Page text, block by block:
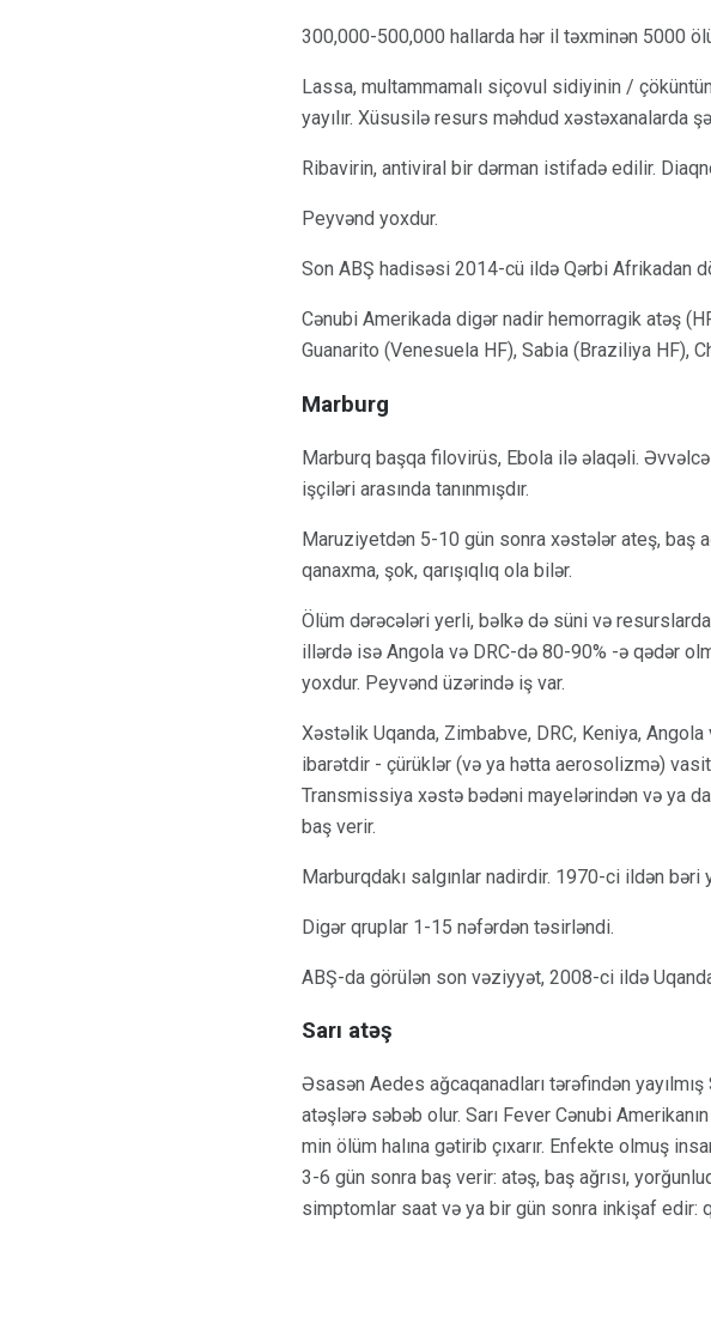
300,000-500,000 hallarda hər il təxminən 5000
Lassa, multammamalı siçovul sidiyinin /
yayılır. Xüsusilə resurs məhdud xəstəxanalarda
Ribavirin, antiviral bir dərman istifadə edilir.
Peyvənd yoxdur.
Son ABŞ hadisəsi 2014-cü ildə Qərbi Afrikadan
Cənubi Amerikada digər nadir hemorragik atəş
Guanarito (Venesuela HF), Sabia (Braziliya HF),
Marburg
Marburq başqa filovirüs, Ebola ilə əlaqəli.
işçiləri arasında tanınmışdır.
Maruziyetdən 5-10 gün sonra xəstələr ateş, baş
qanaxma, şok, qarışıqlıq ola bilər.
Ölüm dərəcələri yerli, bəlkə də süni və
illərdə isə Angola və DRC-də 80-90% -ə qədər
yoxdur. Peyvənd üzərində iş var.
Xəstəlik Uqanda, Zimbabve, DRC, Keniya,
ibarətdir - çürüklər (və ya hətta aerosolizmə)
Transmissiya xəstə bədəni mayelərindən və ya
baş verir.
Marburqdakı salgınlar nadirdir. 1970-ci ildən
Digər qruplar 1-15 nəfərdən təsirləndi.
ABŞ-da görülən son vəziyyət, 2008-ci ildə
Sarı atəş
Əsasən Aedes ağcaqanadları tərəfindən
atəşlərə səbəb olur. Sarı Fever Cənubi
min ölüm halına gətirib çıxarır. Enfekte olmuş
3-6 gün sonra baş verir: atəş, baş ağrısı,
simptomlar saat və ya bir gün sonra inkişaf edir: